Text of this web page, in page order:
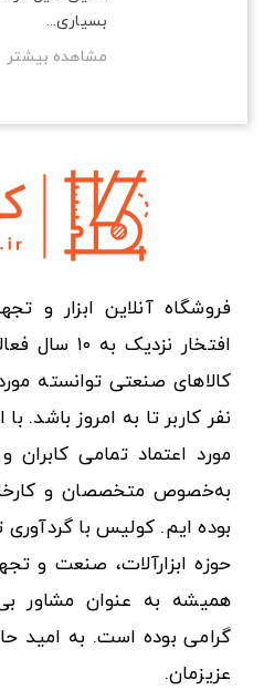
بسیاری...
مشاهده بیشتر
فروشگاه آنلاین ابزار و
افتخار
نفر کاربر تا به امروز باشد.
مورد اعتماد تمامی کابران
به‌خصوص متخصصان و
بوده ایم. کولیس با
حوزه ابزارآلات، صنعت و
همیشه به عنوان مشاور
گرامی بوده است. به امید
عزیزمان.